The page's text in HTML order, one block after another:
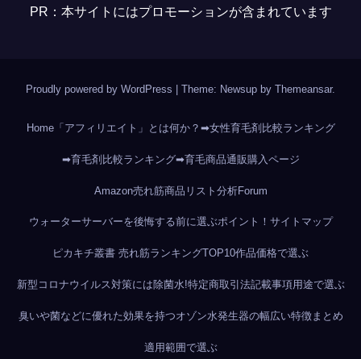
PR：本サイトにはプロモーションが含まれています
Proudly powered by WordPress | Theme: Newsup by Themeansar.
Home「アフィリエイト」とは何か？ ➡女性育毛剤比較ランキング
➡育毛剤比較ランキング➡育毛商品通販購入ページ
Amazon売れ筋商品リスト分析Forum
ウォーターサーバーを後悔する前に選ぶポイント！ サイトマップ
ピカキチ叢書 売れ筋ランキングTOP10作品価格で選ぶ
新型コロナウイルス対策には除菌水!特定商取引法記載事項用途で選ぶ
臭いや菌などに優れた効果を持つオゾン水発生器の幅広い特徴まとめ
適用範囲で選ぶ